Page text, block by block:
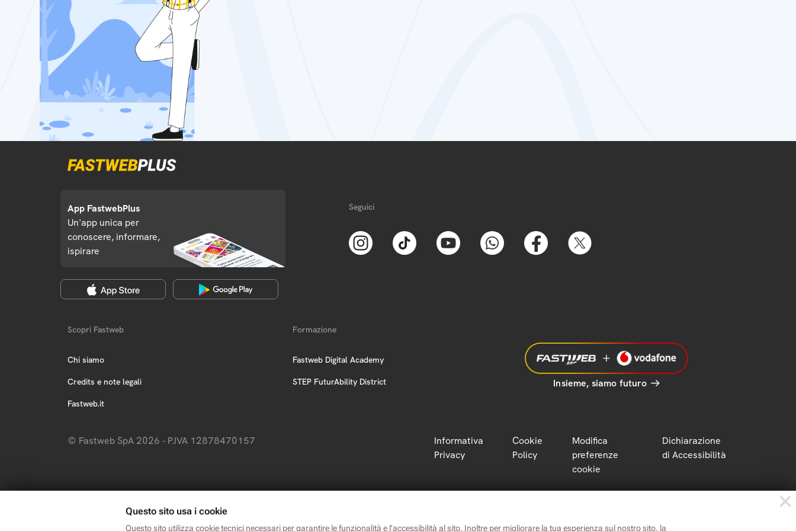
App FastwebPlus
Un'app unica per
conoscere, informare,
ispirare
Seguici
Scopri Fastweb
Chi siamo
Credits e note legali
Fastweb.it
Formazione
Fastweb Digital Academy
STEP FuturAbility District Insieme, siamo futuro
© Fastweb SpA 2026 - P.IVA 12878470157
Informativa
Privacy
Cookie
Policy
Modifica
preferenze
cookie
Dichiarazione
di Accessibilità